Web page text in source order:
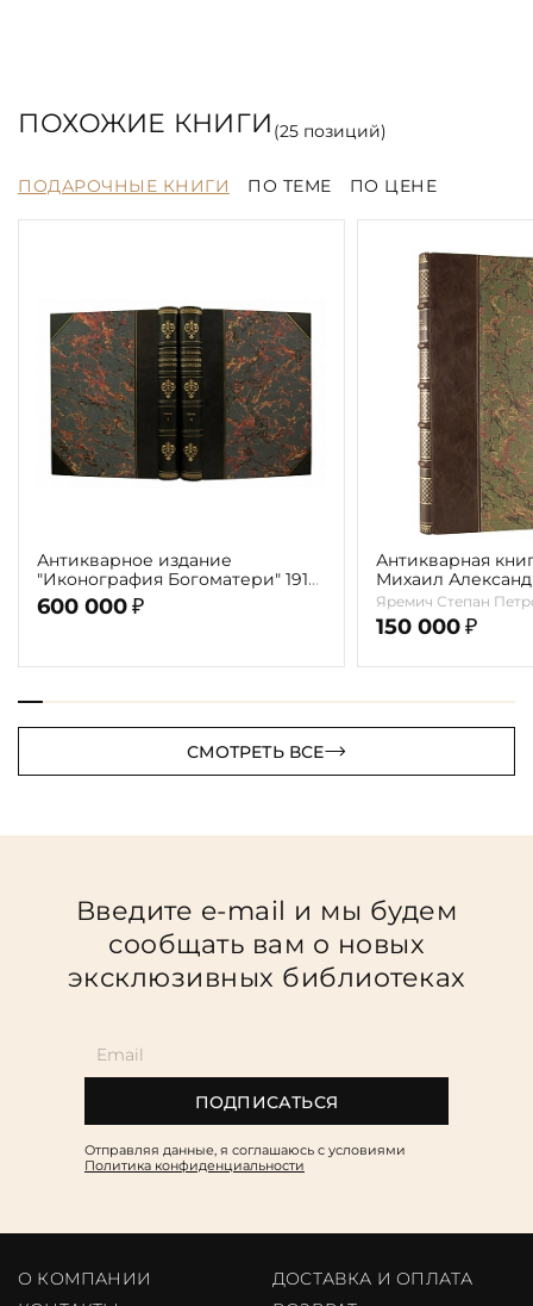
ПОХОЖИЕ КНИГИ (25позиций)
ПОДАРОЧНЫЕ КНИГИ ПО ТЕМЕ ПО ЦЕНЕ
Антикварное издание
"Иконография Богоматери" 1914
г. (в 2-х томах с автографом
автора)
600 000 ₽
Антикварная
Михаил
Врубель. Жизнь
1911г.
Яремич Степан
150 000 ₽
СМОТРЕТЬ ВСЕ
Введите e-mail и мы будем
сообщать вам о новых
эксклюзивных библиотеках
ПОДПИСАТЬСЯ
Отправляя данные, я соглашаюсь c условиями
Политика конфиденциальности
О КОМПАНИИ
ДОСТАВКА И ОПЛАТА